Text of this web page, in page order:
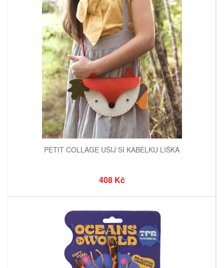
PETIT COLLAGE UŠIJ SI KABELKU LIŠKA
408 Kč